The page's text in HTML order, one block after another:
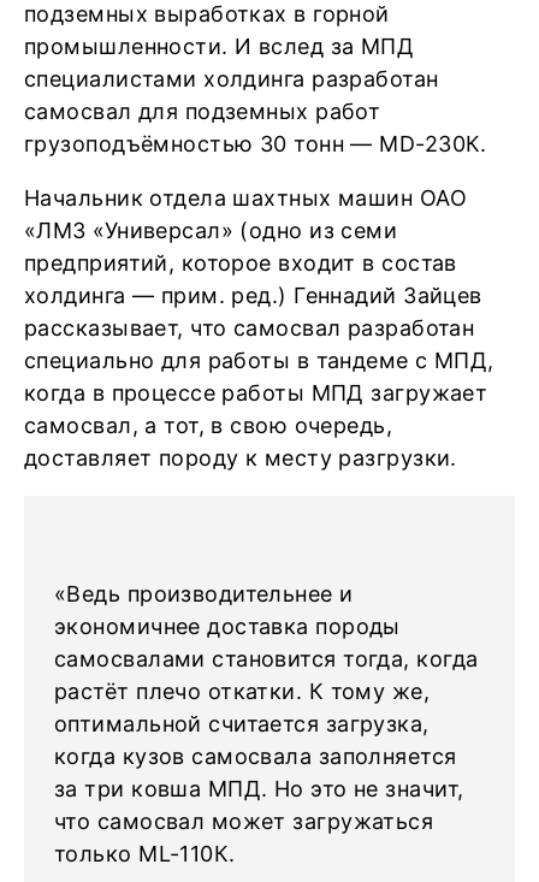
подземных выработках в горной
промышленности. И вслед за МПД
специалистами холдинга разработан
самосвал для подземных работ
грузоподъёмностью 30 тонн — MD-230К.
Начальник отдела шахтных машин ОАО
«ЛМЗ «Универсал» (одно из семи
предприятий, которое входит в состав
холдинга — прим. ред.) Геннадий Зайцев
рассказывает, что самосвал разработан
специально для работы в тандеме с МПД,
когда в процессе работы МПД загружает
самосвал, а тот, в свою очередь,
доставляет породу к месту разгрузки.
«Ведь производительнее и
экономичнее доставка породы
самосвалами становится тогда, когда
растёт плечо откатки. К тому же,
оптимальной считается загрузка,
когда кузов самосвала заполняется
за три ковша МПД. Но это не значит,
что самосвал может загружаться
только ML-110К.